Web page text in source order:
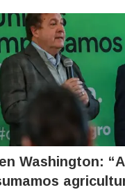
Washington: